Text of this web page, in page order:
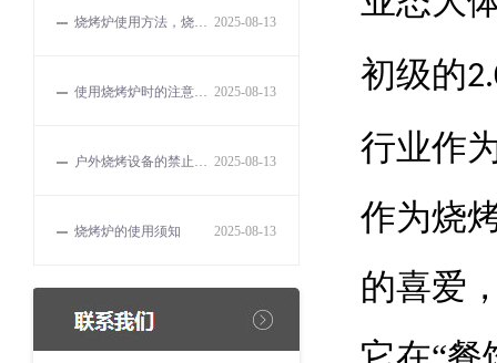
2025-08-13
烧烤炉使用方法，烧烤的误区和解决方法有哪些？
2025-08-13
使用烧烤炉时的注意事项有哪些？
2025-08-13
户外烧烤设备的禁止事项
2025-08-13
烧烤炉的使用须知
初级的
行业作
作为烧
的喜爱